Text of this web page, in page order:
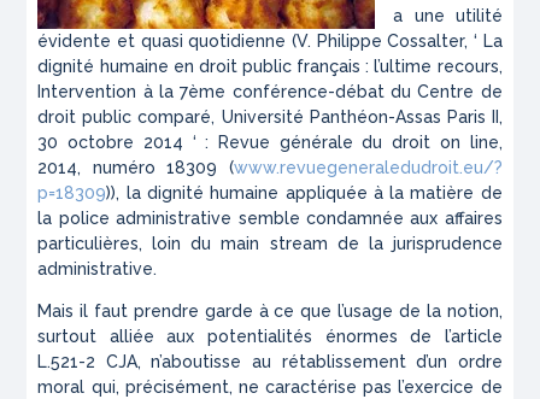
a une utilité
évidente et quasi quotidienne (V. Philippe Cossalter, ‘ La
dignité humaine en droit public français : l’ultime recours,
Intervention à la 7ème conférence-débat du Centre de
droit public comparé, Université Panthéon-Assas Paris II,
30 octobre 2014 ‘ : Revue générale du droit on line,
2014, numéro 18309 (www.revuegeneraledudroit.eu/?
p=18309)), la dignité humaine appliquée à la matière de
la police administrative semble condamnée aux affaires
particulières, loin dumain stream de la jurisprudence
administrative.
Mais il faut prendre garde à ce que l’usage de la notion,
surtout alliée aux potentialités énormes de l’article
L.521-2 CJA, n’aboutisse au rétablissement d’un ordre
moral qui, précisément, ne caractérise pas l’exercice de